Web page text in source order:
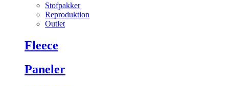
Stofpakker
Reproduktion
Outlet
Fleece
Paneler